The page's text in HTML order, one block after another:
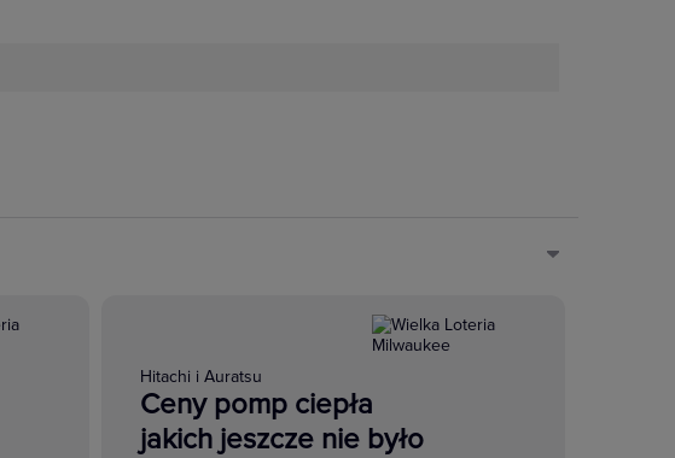
Hitachi i Auratsu
Ceny pomp ciepła
jakich jeszcze nie było